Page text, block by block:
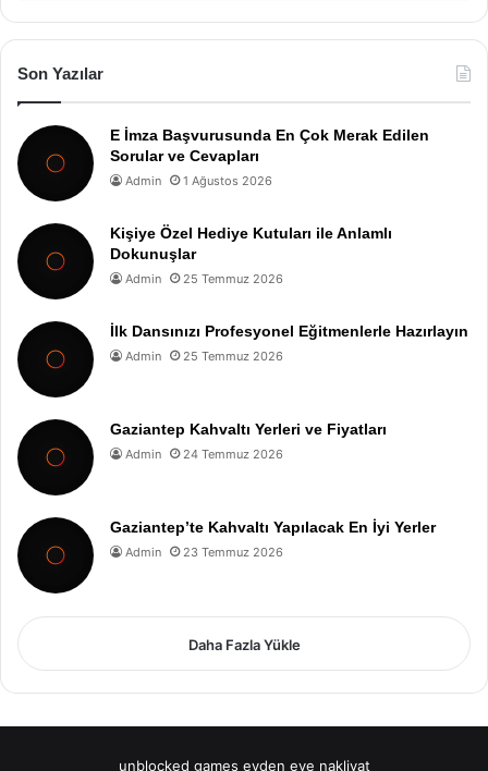
Son Yazılar
E İmza Başvurusunda En Çok Merak Edilen
Sorular ve Cevapları
Admin 1 Ağustos 2026
Kişiye Özel Hediye Kutuları ile Anlamlı
Dokunuşlar
Admin 25 Temmuz 2026
İlk Dansınızı Profesyonel Eğitmenlerle Hazırlayın
Admin 25 Temmuz 2026
Gaziantep Kahvaltı Yerleri ve Fiyatları
Admin 24 Temmuz 2026
Gaziantep’te Kahvaltı Yapılacak En İyi Yerler
Admin 23 Temmuz 2026
Daha Fazla Yükle
unblocked games evden eve nakliyat